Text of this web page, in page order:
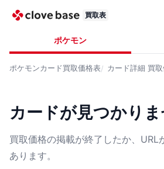
買取表
ポケモン
ポケモンカード買取価格表 カード詳細 買
カードが見つかり
買取価格の掲載が終了したか、URL
あります。